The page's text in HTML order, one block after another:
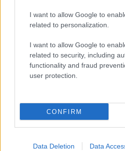
I want to allow Google to
related to personalization.
I want to allow Google to
related to security, including
functionality and fraud
user protection.
CONFIRM
Data Deletion Data
További